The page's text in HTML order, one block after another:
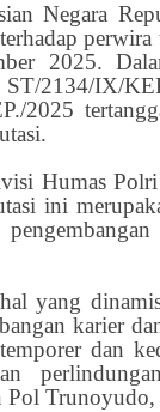
Negara
2025.
2134/IX/
2025
Humas
ini
yang
karier
dan